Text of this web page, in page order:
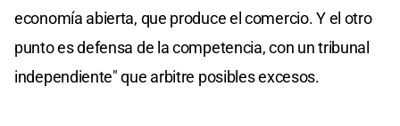
economía abierta, que produce el comercio. Y el otro
punto es defensa de la competencia, con un tribunal
independiente" que arbitre posibles excesos.